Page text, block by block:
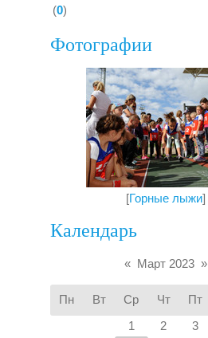
(0)
Фотографии
[Горные лыжи]
Календарь
« Март 2023 »
Пн Вт Ср Чт Пт
1
2 3